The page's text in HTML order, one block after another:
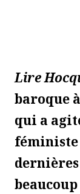
Lire
baroque
qui a
féministe